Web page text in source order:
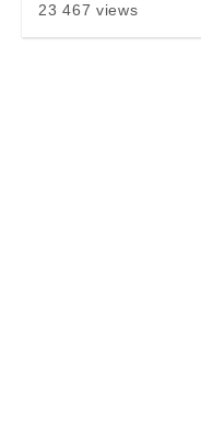
23 467 views